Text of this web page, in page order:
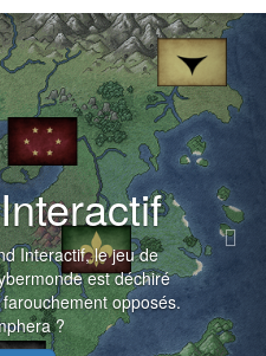
Interactif, le jeu de
est déchiré
opposés.
?